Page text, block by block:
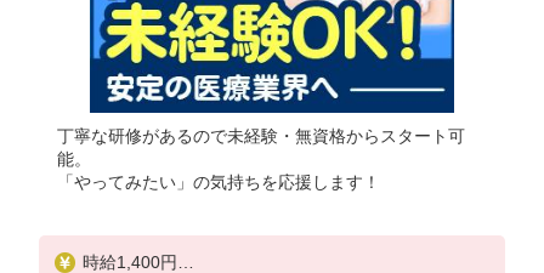
丁寧な研修があるので未経験・無資格からスタート可
能。
「やってみたい」の気持ちを応援します！
時給1,400円